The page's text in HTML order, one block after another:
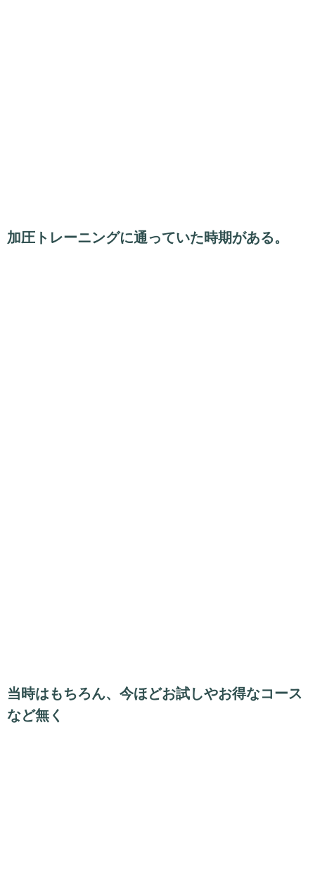
加圧トレーニングに通っていた時期がある。
当時はもちろん、今ほどお試しやお得なコース
など無く